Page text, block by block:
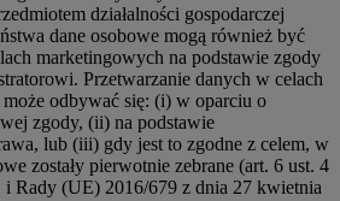
działalności gospodarczej
dane osobowe mogą również być
marketingowych na podstawie zgody
Przetwarzanie danych w celach
odbywać się: (i) w oparciu o
zgody, (ii) na podstawie
lub (iii) gdy jest to zgodne z celem, w
zostały pierwotnie zebrane (art. 6 ust. 4
i Rady (UE) 2016/679 z dnia 27 kwietnia